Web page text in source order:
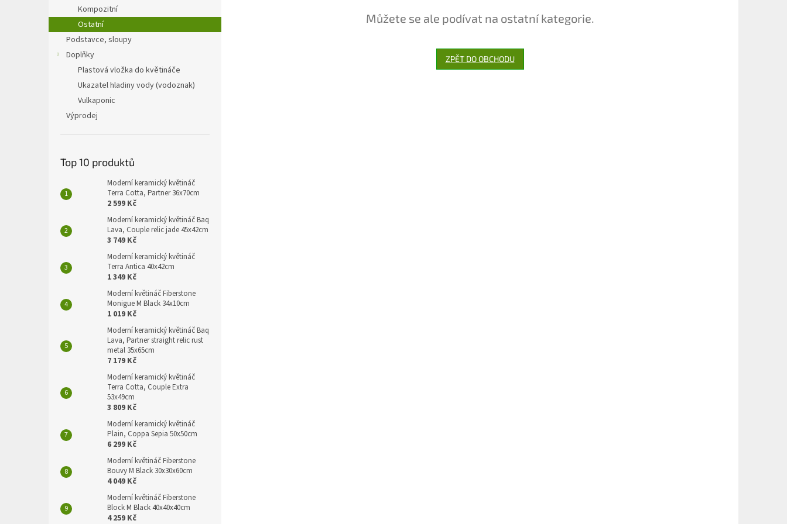
e
l
Kompozitní
Ostatní
Podstavce, sloupy
Doplňky
Plastová vložka do květináče
Ukazatel hladiny vody (vodoznak)
Vulkaponic
Výprodej
Top 10 produktů
Moderní keramický květináč
Terra Cotta, Partner 36x70cm
2 599 Kč
Moderní keramický květináč Baq
Lava, Couple relic jade 45x42cm
3 749 Kč
Moderní keramický květináč
Terra Antica 40x42cm
1 349 Kč
Moderní květináč Fiberstone
Monigue M Black 34x10cm
1 019 Kč
Moderní keramický květináč Baq
Lava, Partner straight relic rust
metal 35x65cm
7 179 Kč
Moderní keramický květináč
Terra Cotta, Couple Extra
53x49cm
3 809 Kč
Moderní keramický květináč
Plain, Coppa Sepia 50x50cm
6 299 Kč
Moderní květináč Fiberstone
Bouvy M Black 30x30x60cm
4 049 Kč
Moderní květináč Fiberstone
Block M Black 40x40x40cm
4 259 Kč
Můžete se ale podívat na ostatní kategorie.
ZPĚT DO OBCHODU